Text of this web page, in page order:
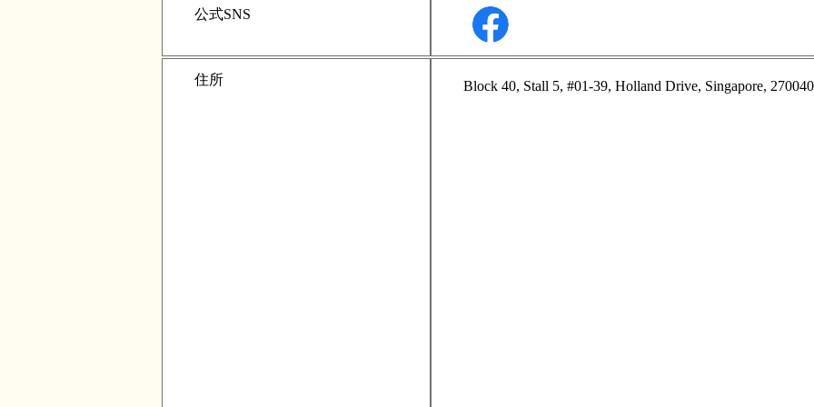
公式SNS
住所 Block 40, Stall 5, #01-39, Holland Drive, Singapore, 270040